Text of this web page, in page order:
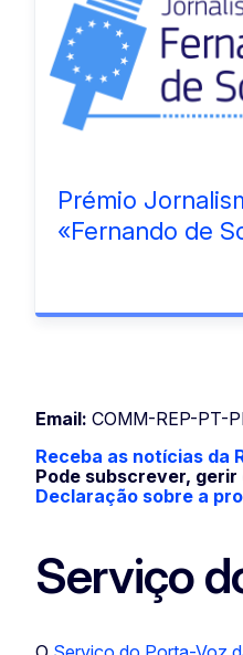
Prémio
«Fernando de
Email: COMM-REP-PT-
Receba as notícias da
Pode subscrever,
Declaração sobre a
Serviço